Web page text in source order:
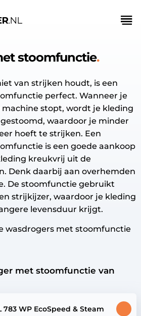
stoomfunctie
van strijken houdt, is een
perfect. Wanneer je
machine stopt, wordt je kleding
waardoor je minder
hoeft te strijken. Een
is een goede aankoop
kreukvrij uit de
Denk daarbij aan overhemden
De stoomfunctie gebruikt
strijkijzer, waardoor je kleding
levensduur krijgt.
wasdrogers met stoomfunctie
met stoomfunctie van
783 WP EcoSpeed & Steam